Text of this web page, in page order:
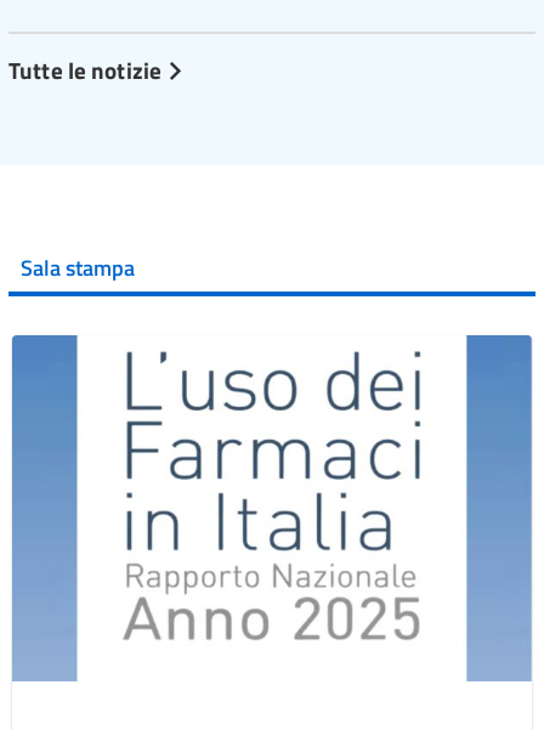
Tutte le notizie
Sala stampa